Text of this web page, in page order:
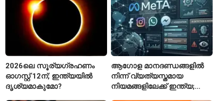
2026ലെ സൂര്യഗ്രഹണം
ഓഗസ്റ്റ് 12ന്; ഇന്ത്യയിൽ
ദൃശ്യമാകുമോ?
ആഗോള മാനദണ്ഡങ്ങളിൽ
നിന്ന് വ്യത്യസ്തമായ
നിയമങ്ങളിലേക്ക് ഇന്ത്യ;